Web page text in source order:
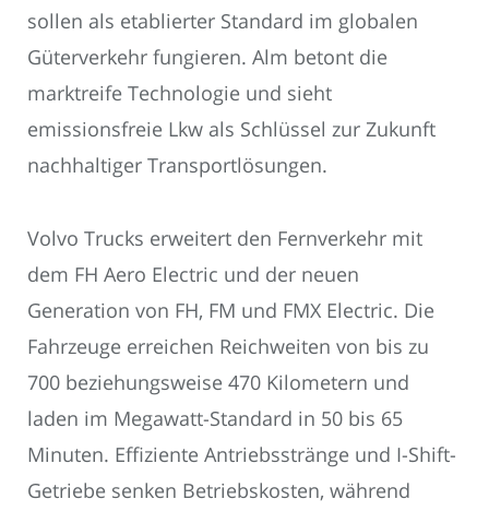
sollen als etablierter Standard im globalen
Güterverkehr fungieren. Alm betont die
marktreife Technologie und sieht
emissionsfreie Lkw als Schlüssel zur Zukunft
nachhaltiger Transportlösungen.
Volvo Trucks erweitert den Fernverkehr mit
dem FH Aero Electric und der neuen
Generation von FH, FM und FMX Electric. Die
Fahrzeuge erreichen Reichweiten von bis zu
700 beziehungsweise 470 Kilometern und
laden im Megawatt-Standard in 50 bis 65
Minuten. Effiziente Antriebsstränge und I-Shift-
Getriebe senken Betriebskosten, während